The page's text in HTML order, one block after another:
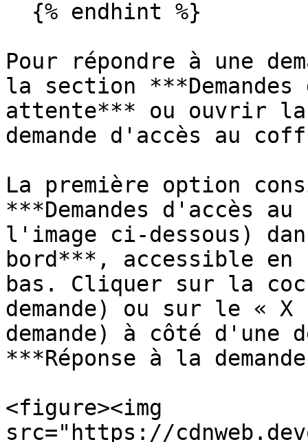
Pour répondre à une
la section
attente*** ou ouvrir la
demande d'accès au
La première option
***Demandes d'accès
l'image ci-dessous)
bord***, accessible
bas. Cliquer sur la
demande) ou sur le «
demande) à côté d'une
***Réponse à la
<figure><img
src="https://